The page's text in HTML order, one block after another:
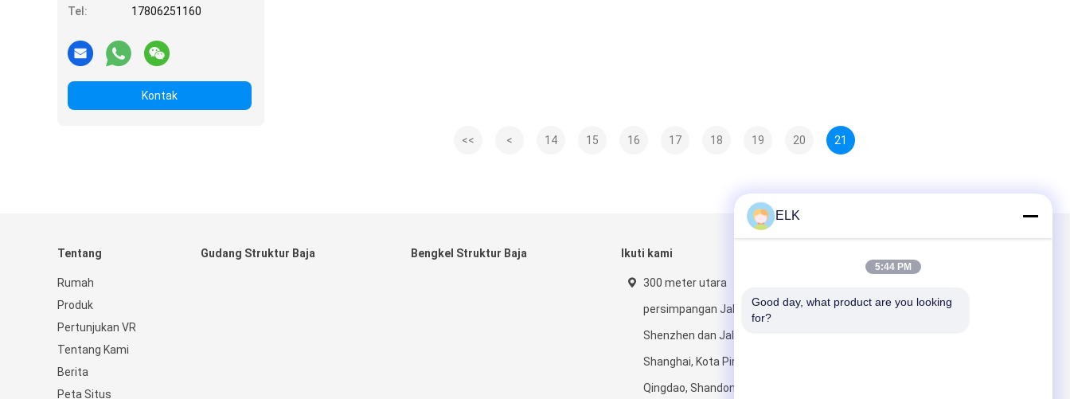
Tel:
17806251160
Kontak
<< < 14 15 16 17 18 19 20 21
Tentang
Rumah
Produk
Pertunjukan VR
Tentang Kami
Berita
Peta Situs
Gudang Struktur Baja Bengkel Struktur Baja Ikuti kami
300 meter utara
persimpangan Jalan
Shenzhen dan Jalan
Shanghai, Kota Pingdu,
Qingdao, Shandong, Cina
ELK
5:44 PM
Good day, what product are you looking
for?